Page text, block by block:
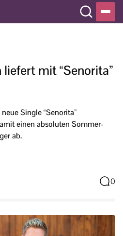
mit “Senorita”
Single “Senorita”
einen absoluten Sommer-
ab.
0